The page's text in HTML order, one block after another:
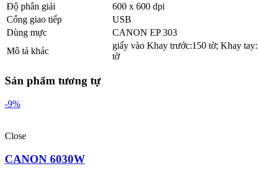
Độ phân giải
600 x 600 dpi
Cổng giao tiếp
USB
Dùng mực
CANON EP 303
Mô tả khác
giấy vào Khay trước:150 tờ; Khay
tờ
Sản phẩm tương tự
-9%
Close
CANON 6030W